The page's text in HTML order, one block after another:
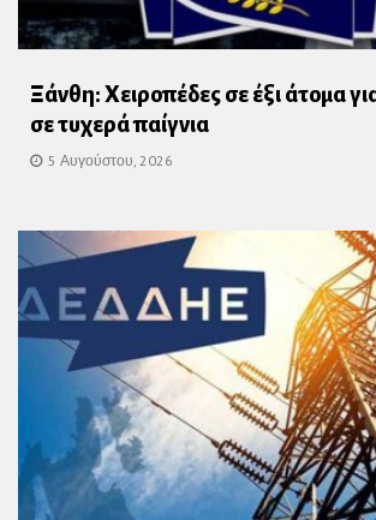
Ξάνθη: Χειροπέδες σε έξι άτομα
σε τυχερά παίγνια
5 Αυγούστου, 2026